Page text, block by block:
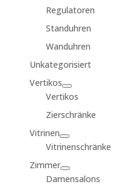
Regulatoren
Standuhren
Wanduhren
Unkategorisiert
Vertikos
Vertikos
Zierschränke
Vitrinen
Vitrinenschränke
Zimmer
Damensalons